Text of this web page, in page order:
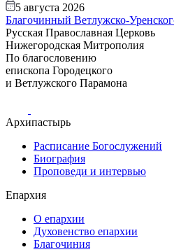
5 августа 2026
Благочинный Ветлужско-
Русская Православная Церковь
Нижегородская Митрополия
По благословению
епископа Городецкого
и Ветлужского Парамона
Архипастырь
Расписание Богослужений
Биография
Проповеди и интервью
Епархия
О епархии
Духовенство епархии
Благочиния